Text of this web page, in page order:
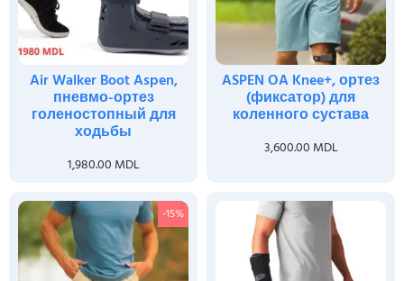
Air Walker Boot Aspen,
пневмо-ортез
голеностопный для
ходьбы
1,980.00 MDL
ASPEN OA Knee+, ортез
(фиксатор) для
коленного сустава
3,600.00 MDL
-15%